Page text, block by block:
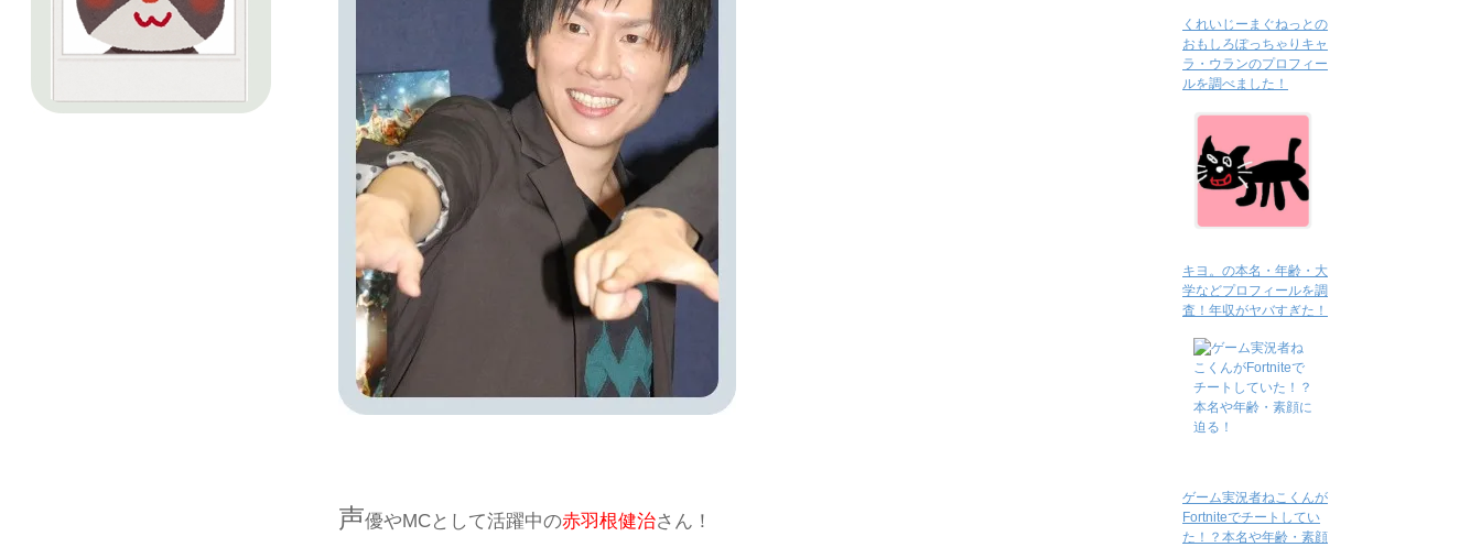
声優やMCとして活躍中の赤羽根健治さん！
くれいじーまぐねっとの
おもしろぽっちゃりキャ
ラ・ウランのプロフィー
ルを調べました！
キヨ。の本名・年齢・大
学などプロフィールを調
査！年収がヤバすぎた！
ゲーム実況者ねこくんが
Fortniteでチートしてい
た！？本名や年齢・素顔